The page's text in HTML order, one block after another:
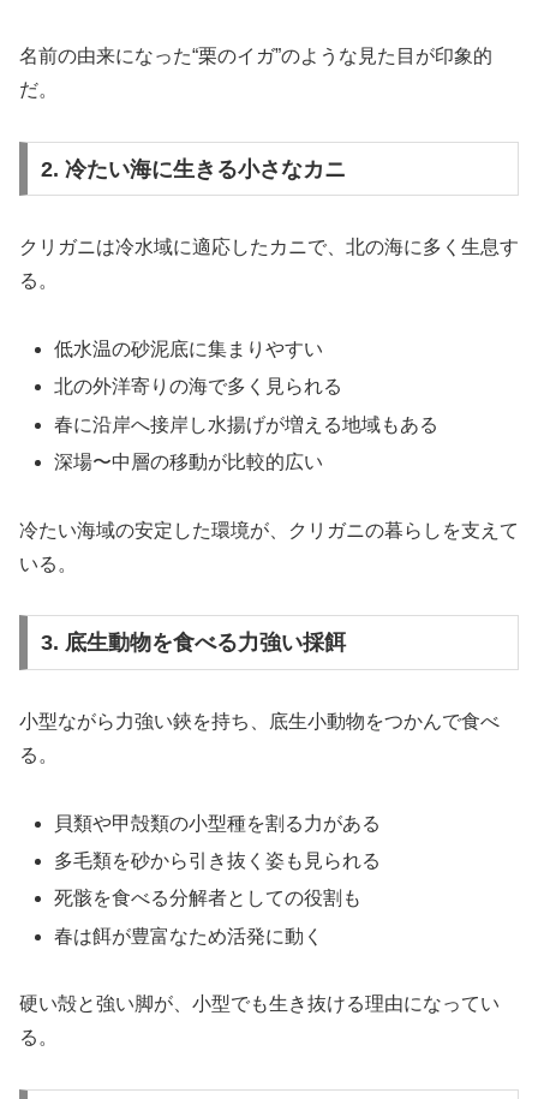
名前の由来になった“栗のイガ”のような見た目が印象的
だ。
2. 冷たい海に生きる小さなカニ
クリガニは冷水域に適応したカニで、北の海に多く生息す
る。
低水温の砂泥底に集まりやすい
北の外洋寄りの海で多く見られる
春に沿岸へ接岸し水揚げが増える地域もある
深場〜中層の移動が比較的広い
冷たい海域の安定した環境が、クリガニの暮らしを支えて
いる。
3. 底生動物を食べる力強い採餌
小型ながら力強い鋏を持ち、底生小動物をつかんで食べ
る。
貝類や甲殻類の小型種を割る力がある
多毛類を砂から引き抜く姿も見られる
死骸を食べる分解者としての役割も
春は餌が豊富なため活発に動く
硬い殻と強い脚が、小型でも生き抜ける理由になってい
る。